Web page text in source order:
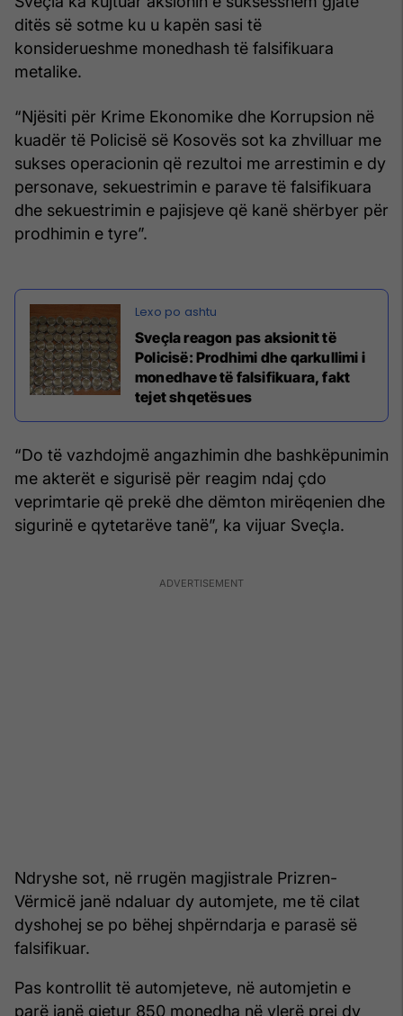
ditës së sotme ku u kapën sasi të
konsiderueshme monedhash të falsifikuara
metalike.
“Njësiti për Krime Ekonomike dhe Korrupsion në
kuadër të Policisë së Kosovës sot ka zhvilluar me
sukses operacionin që rezultoi me arrestimin e dy
personave, sekuestrimin e parave të falsifikuara
dhe sekuestrimin e pajisjeve që kanë shërbyer për
prodhimin e tyre”.
Sveçla reagon pas aksionit të
Policisë: Prodhimi dhe qarkullimi i
monedhave të falsifikuara, fakt
tejet shqetësues
“Do të vazhdojmë angazhimin dhe bashkëpunimin
me akterët e sigurisë për reagim ndaj çdo
veprimtarie që prekë dhe dëmton mirëqenien dhe
sigurinë e qytetarëve tanë”, ka vijuar Sveçla.
Ndryshe sot, në rrugën magjistrale Prizren-
Vërmicë janë ndaluar dy automjete, me të cilat
dyshohej se po bëhej shpërndarja e parasë së
falsifikuar.
Pas kontrollit të automjeteve, në automjetin e
parë janë gjetur 850 monedha në vlerë prej dy